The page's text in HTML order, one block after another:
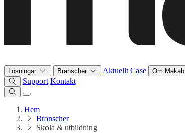
Lösningar Branscher Aktuellt Case Om Makab
Support Kontakt
Hem
Branscher
Skola & utbildning